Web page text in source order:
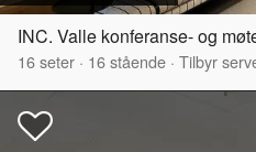
INC. Valle konferanse- og
16seter · 16stående · Tilbyr